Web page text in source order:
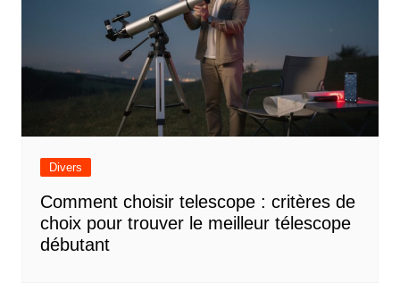
Divers
Comment choisir telescope : critères de
choix pour trouver le meilleur télescope
débutant